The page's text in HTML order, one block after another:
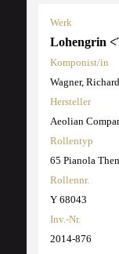
Werk
Lohengrin
Komponist/in
Wagner, Richard
Hersteller
Aeolian
Rollentyp
65 Pianola
Rollennr.
Y 68043
Inv.-Nr.
2014-876